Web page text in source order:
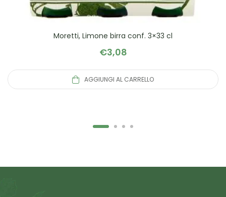
Moretti, Limone birra conf. 3×33 cl
€3,08
AGGIUNGI AL CARRELLO